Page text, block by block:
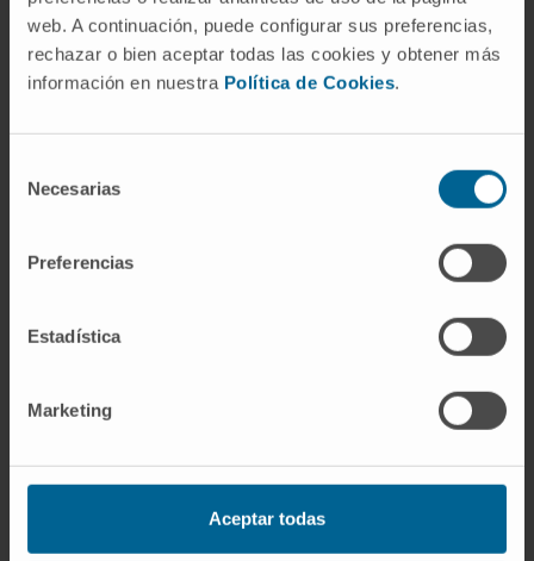
web. A continuación, puede configurar sus preferencias,
rechazar o bien aceptar todas las cookies y obtener más
información en nuestra Política de Cookies.
Necesarias
Preferencias
Estadística
Marketing
Aceptar todas
antígenos presentes.
La leche, junto con el huevo y el pescado, son las
menores de 5 años.
centro sanitario navarro que ofrece un
alérgicas a la leche y el huevo
dos meses los pacientes puedan consumir
alimentos que contienen leche sin reacciones